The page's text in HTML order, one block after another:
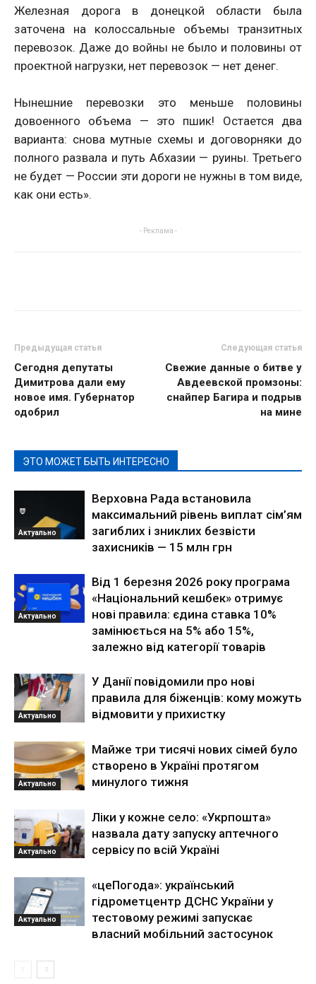
Железная дорога в донецкой области была
заточена на колоссальные объемы транзитных
перевозок. Даже до войны не было и половины от
проектной нагрузки, нет перевозок — нет денег.
Нынешние перевозки это меньше половины
довоенного объема — это пшик! Остается два
варианта: снова мутные схемы и договорняки до
полного развала и путь Абхазии — руины. Третьего
не будет — России эти дороги не нужны в том виде,
как они есть».
- Реклама -
Предыдущая статья
Сегодня депутаты
Димитрова дали ему
новое имя. Губернатор
одобрил
Следующая статья
Свежие данные о битве у
Авдеевской промзоны:
снайпер Багира и подрыв
на мине
ЭТО МОЖЕТ БЫТЬ ИНТЕРЕСНО
Актуально
Верховна Рада встановила
максимальний рівень виплат сім’ям
загиблих і зниклих безвісти
захисників — 15 млн грн
Актуально
Від 1 березня 2026 року програма
«Національний кешбек» отримує
нові правила: єдина ставка 10%
замінюється на 5% або 15%,
залежно від категорії товарів
Актуально
У Данії повідомили про нові
правила для біженців: кому можуть
відмовити у прихистку
Актуально
Майже три тисячі нових сімей було
створено в Україні протягом
минулого тижня
Актуально
Ліки у кожне село: «Укрпошта»
назвала дату запуску аптечного
сервісу по всій Україні
Актуально
«цеПогода»: український
гідрометцентр ДСНС України у
тестовому режимі запускає
власний мобільний застосунок